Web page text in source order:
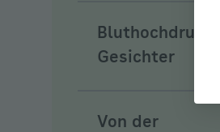
Bluthochdruck
Gesichter
Von der